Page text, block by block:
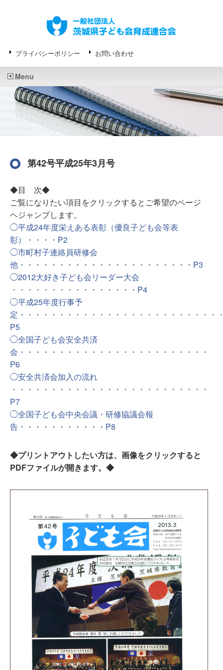
プライバシーポリシー お問い合わせ
Menu
第42号平成25年3月号
◆目 次◆
ご覧になりたい項目をクリックするとご希望のページ
ヘジャンプします。
◯平成24年度栄えある表彰（優良子ども会等表
彰）・・・・P2
◯市町村子連絡員研修会
他・・・・・・・・・・・・・・・・・・・・・・P3
◯2012大好き子ども会リーダー大会
・・・・・・・・・・・・・・・・P4
◯平成25年度行事予
定・・・・・・・・・・・・・・・・・・・・・・・・・
P5
◯全国子ども会安全共済
会・・・・・・・・・・・・・・・・・・・・・・・・
P6
◯安全共済会加入の流れ
・・・・・・・・・・・・・・・・・・・・・・・・・
P7
◯全国子ども会中央会議・研修協議会報
告・・・・・・・・・・・P8
◆プリントアウトしたい方は、画像をクリックすると
PDFファイルが開きます。◆